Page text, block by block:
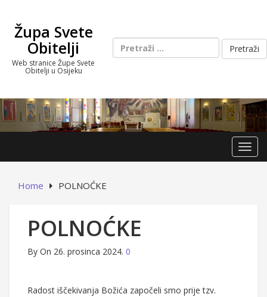
contentŽupa Svete
Obitelji
Web stranice Župe Svete
Obitelji u Osijeku
Pretraži:
Home POLNOĆKE
POLNOĆKE
By On 26. prosinca 2024. 0
Radost iščekivanja Božića započeli smo prije tzv.